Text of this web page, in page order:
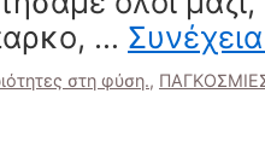
…
στη φύση.,